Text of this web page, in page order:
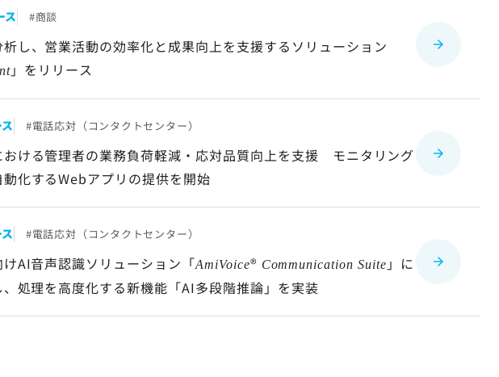
ス 商談
し、営業活動の効率化と成果向上を支援するソリューション
」をリリース
電話応対（コンタクトセンター）
おける管理者の業務負荷軽減・応対品質向上を支援 モニタリング
化するWebアプリの提供を開始
電話応対（コンタクトセンター）
AI音声認識ソリューション「AmiVoice® Communication Suite 」に
処理を高度化する新機能「AI多段階推論」を実装